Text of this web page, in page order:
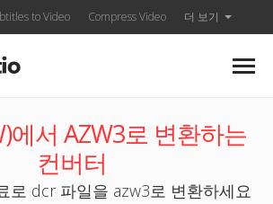
to Video Compress Video 더 보기
에서 AZW3로 변환하는
컨버터
로 dcr 파일을 azw3로 변환하세요